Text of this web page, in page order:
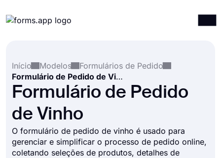
Integrações
Modelos
Recursos
Início
Modelos
Formulários de Pedido
Formulário de Pedido de Vinho
Formulário de Pedido
de Vinho
O formulário de pedido de vinho é usado para
gerenciar e simplificar o processo de pedido online,
coletando seleções de produtos, detalhes de